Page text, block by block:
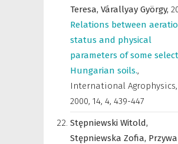
Teresa, Várallyay György,
Relations between
status and physical
parameters of some
Hungarian soils.,
International Agrophysics,
2000, 14, 4, 439-447
Stępniewski Witold,
Stępniewska Zofia,